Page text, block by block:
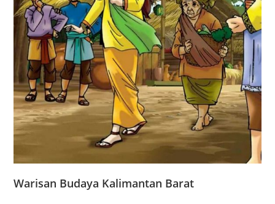
Warisan Budaya Kalimantan Barat